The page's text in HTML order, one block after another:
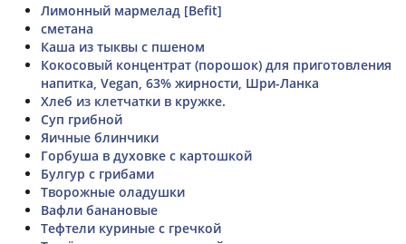
Лимонный мармелад [Befit]
сметана
Каша из тыквы с пшеном
Кокосовый концентрат (порошок) для приготовления
напитка, Vegan, 63% жирности, Шри-Ланка
Хлеб из клетчатки в кружке.
Суп грибной
Яичные блинчики
Горбуша в духовке с картошкой
Булгур с грибами
Творожные оладушки
Вафли банановые
Тефтели куриные с гречкой